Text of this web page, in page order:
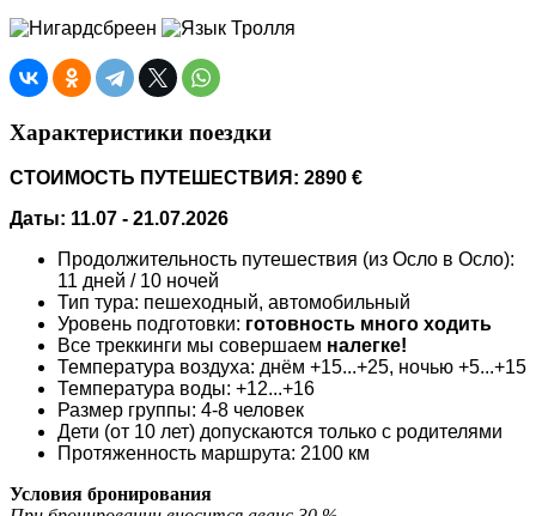
Характеристики поездки
СТОИМОСТЬ ПУТЕШЕСТВИЯ: 2890 €
Даты: 11.07 - 21.07.2026
Продолжительность путешествия (из Осло в Осло):
11 дней / 10 ночей
Тип тура: пешеходный, автомобильный
Уровень подготовки: готовность много ходить
Все треккинги мы совершаем налегке!
Температура воздуха: днём +15...+25, ночью +5...+15
Температура воды: +12...+16
Размер группы: 4-8 человек
Дети (от 10 лет) допускаются только с родителями
Протяженность маршрута: 2100 км
Условия бронирования